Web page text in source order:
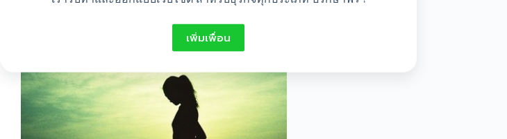
เพิ่มเพื่อน